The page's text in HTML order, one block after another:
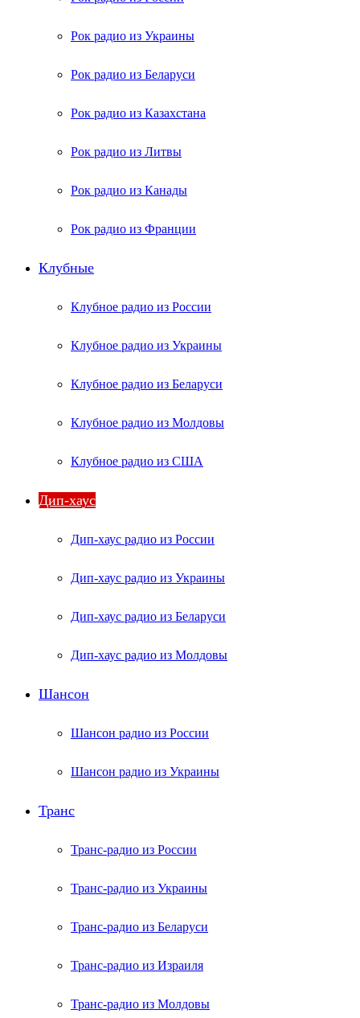
Рок радио из Украины
Рок радио из Беларуси
Рок радио из Казахстана
Рок радио из Литвы
Рок радио из Канады
Рок радио из Франции
Клубные
Клубное радио из России
Клубное радио из Украины
Клубное радио из Беларуси
Клубное радио из Молдовы
Клубное радио из США
Дип-хаус
Дип-хаус радио из России
Дип-хаус радио из Украины
Дип-хаус радио из Беларуси
Дип-хаус радио из Молдовы
Шансон
Шансон радио из России
Шансон радио из Украины
Транс
Транс-радио из России
Транс-радио из Украины
Транс-радио из Беларуси
Транс-радио из Израиля
Транс-радио из Молдовы